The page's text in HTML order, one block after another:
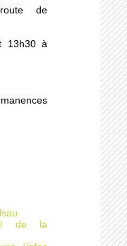
de
13h30 à
de la